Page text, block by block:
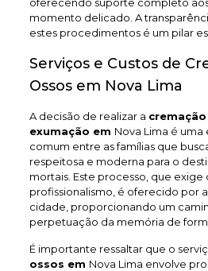
momento delicado. A
estes procedimentos é um pilar
Serviços e Custos de
Ossos em Nova Lima
A decisão de realizar a
exumação em Nova Lima é uma
comum entre as famílias que
respeitosa e moderna para o
mortais. Este processo, que exige
profissionalismo, é oferecido por
cidade, proporcionando um
perpetuação da memória de
É importante ressaltar que o
ossos em Nova Lima envolve